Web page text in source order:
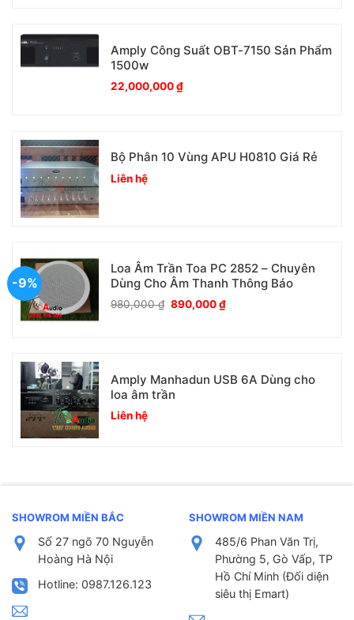
​Amply Công Suất OBT-7150 Sản Phẩm
1500w
22,000,000₫
Bộ Phân 10 Vùng APU H0810 Giá Rẻ
Liên hệ
-9%
Loa Âm Trần Toa PC 2852 – Chuyên
Dùng Cho Âm Thanh Thông Báo
980,000₫ Giá
890,000₫Giá
hiện
Amply Manhadun USB 6A Dùng cho
loa âm trần
Liên hệ
SHOWROM MIỀN BẮC
Số 27 ngõ 70 Nguyễn
Hoàng Hà Nội
Hotline: 0987.126.123
SHOWROM MIỀN NAM
485/6 Phan Văn Trị,
Phường 5, Gò Vấp, TP
Hồ Chí Minh (Đối diện
siêu thị Emart)